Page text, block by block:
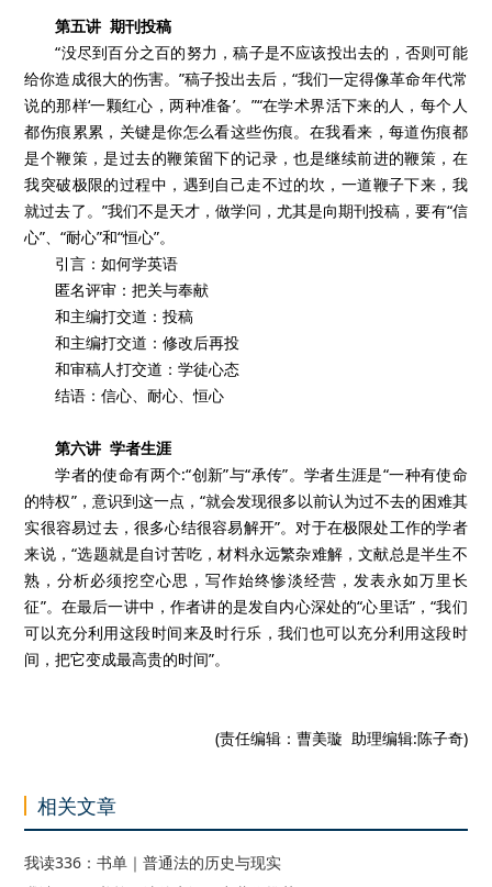
第五讲 期刊投稿
“没尽到百分之百的努力，稿子是不应该投出去的，否则可能
给你造成很大的伤害。”稿子投出去后，“我们一定得像革命年代常
说的那样‘一颗红心，两种准备’。”“在学术界活下来的人，每个人
都伤痕累累，关键是你怎么看这些伤痕。在我看来，每道伤痕都
是个鞭策，是过去的鞭策留下的记录，也是继续前进的鞭策，在
我突破极限的过程中，遇到自己走不过的坎，一道鞭子下来，我
就过去了。”我们不是天才，做学问，尤其是向期刊投稿，要有“信
心”、“耐心”和“恒心”。
引言：如何学英语
匿名评审：把关与奉献
和主编打交道：投稿
和主编打交道：修改后再投
和审稿人打交道：学徒心态
结语：信心、耐心、恒心
第六讲 学者生涯
学者的使命有两个:“创新”与“承传”。学者生涯是“一种有使命
的特权”，意识到这一点，“就会发现很多以前认为过不去的困难其
实很容易过去，很多心结很容易解开”。对于在极限处工作的学者
来说，“选题就是自讨苦吃，材料永远繁杂难解，文献总是半生不
熟，分析必须挖空心思，写作始终惨淡经营，发表永如万里长
征”。在最后一讲中，作者讲的是发自内心深处的“心里话”，“我们
可以充分利用这段时间来及时行乐，我们也可以充分利用这段时
间，把它变成最高贵的时间”。
(责任编辑：曹美璇 助理编辑:陈子奇)
相关文章
我读336：书单｜普通法的历史与现实